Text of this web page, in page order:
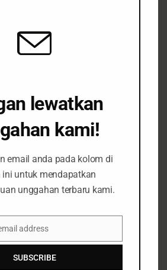
BONDOWOSO
meski sudah mengetahui
masih menjadi pekerjaan berat bagi
itu. Kita tidak pernah melakukan
ini pekerjaan yang tidak mudah,”
(17/5/2016).
lewatkan
kami!
email anda pada kolom di
ini untuk mendapatkan
unggahan terbaru kami.
address
SUBSCRIBE